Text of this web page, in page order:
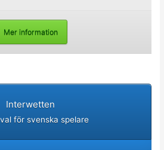
Mer information
Interwetten
för svenska spelare